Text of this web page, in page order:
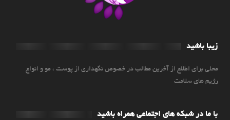
زیبا باشید
محلی برای اطلاع از آخرین مطالب در خصوص نگهداری از پوست ، مو و انواع
رژیم های سلامت
با ما در شبکه های اجتماعی همراه باشید